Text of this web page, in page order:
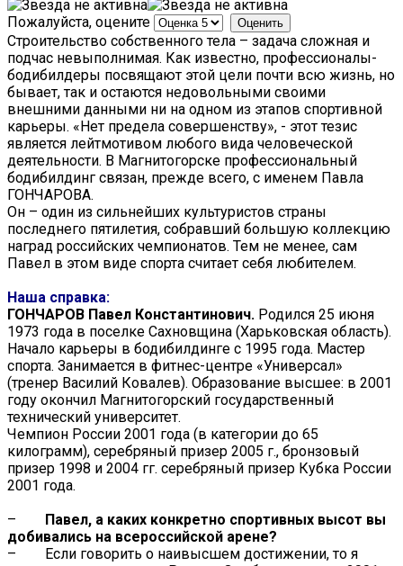
Пожалуйста, оцените
Строительство собственного тела – задача сложная и
подчас невыполнимая. Как известно, профессионалы-
бодибилдеры посвящают этой цели почти всю жизнь, но
бывает, так и остаются недовольными своими
внешними данными ни на одном из этапов спортивной
карьеры. «Нет предела совершенству», - этот тезис
является лейтмотивом любого вида человеческой
деятельности. В Магнитогорске профессиональный
бодибилдинг связан, прежде всего, с именем Павла
ГОНЧАРОВА.
Он – один из сильнейших культуристов страны
последнего пятилетия, собравший большую коллекцию
наград российских чемпионатов. Тем не менее, сам
Павел в этом виде спорта считает себя любителем.
Наша справка:
ГОНЧАРОВ Павел Константинович. Родился 25 июня
1973 года в поселке Сахновщина (Харьковская область).
Начало карьеры в бодибилдинге с 1995 года. Мастер
спорта. Занимается в фитнес-центре «Универсал»
(тренер Василий Ковалев). Образование высшее: в 2001
году окончил Магнитогорский государственный
технический университет.
Чемпион России 2001 года (в категории до 65
килограмм), серебряный призер 2005 г., бронзовый
призер 1998 и 2004 гг. серебряный призер Кубка России
2001 года.
–
Павел, а каких конкретно спортивных высот вы
добивались на всероссийской арене?
– Если говорить о наивысшем достижении, то я